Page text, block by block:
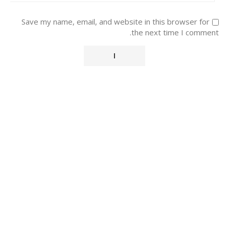
Save my name, email, and website in this browser for
the next time I comment.